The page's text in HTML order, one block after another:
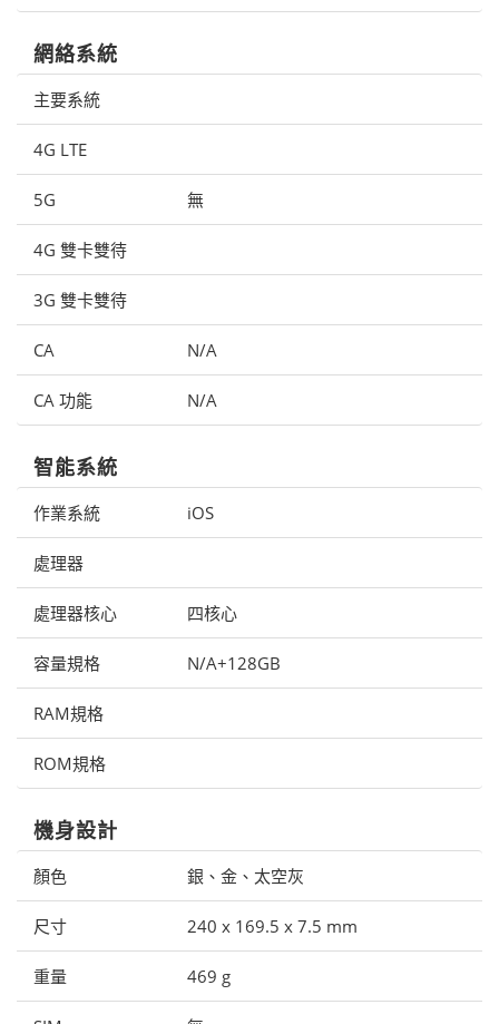
網絡系統
主要系統
4G LTE
5G 無
4G 雙卡雙待
3G 雙卡雙待
CA N/A
CA 功能 N/A
智能系統
作業系統 iOS
處理器
處理器核心 四核心
容量規格 N/A+128GB
RAM規格
ROM規格
機身設計
顏色 銀、金、太空灰
尺寸 240 x 169.5 x 7.5 mm
重量 469 g